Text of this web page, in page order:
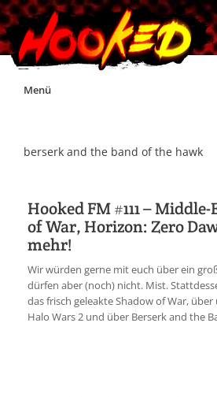
Skip
Menü
Impressum
Jobs
Discord
berserk and the band of the hawk
Hooked FM #111 –
of War, Horizon: Zero
mehr!
Wir würden gerne mit euch über ein
dürfen aber (noch) nicht. Mist.
das frisch geleakte Shadow of War, über
Halo Wars 2 und über Berserk and the